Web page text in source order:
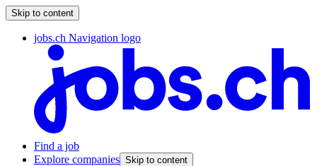
Skip to content
jobs.ch Navigation logo
Find a job
Explore companies Skip to content